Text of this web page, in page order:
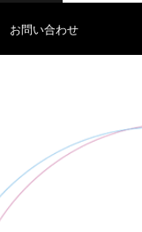
お問い合わせ